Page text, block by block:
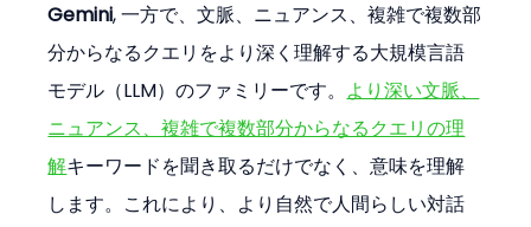
Gemini, 一方で、文脈、ニュアンス、複雑で複数部
分からなるクエリをより深く理解する大規模言語
モデル（LLM）のファミリーです。 より深い文脈、
ニュアンス、複雑で複数部分からなるクエリの理
解キーワードを聞き取るだけでなく、意味を理解
します。これにより、より自然で人間らしい対話